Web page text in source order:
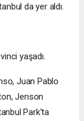
da yer aldı.
yaşadı.
Juan Pablo
Jenson
Park'ta